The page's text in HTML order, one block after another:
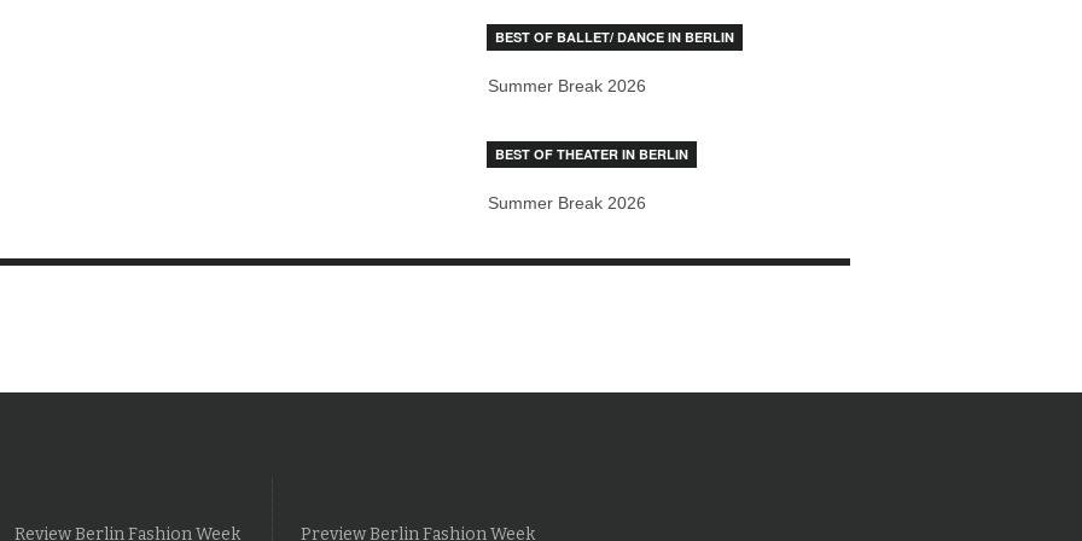
BEST OF BALLET/ DANCE IN BERLIN
Summer Break 2026
BEST OF THEATER IN BERLIN
Summer Break 2026
Review Berlin Fashion Week
Preview Berlin Fashion Week